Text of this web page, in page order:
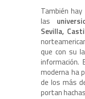
También
las
Sevilla,
que con su
información.
moderna ha
de los más
portan